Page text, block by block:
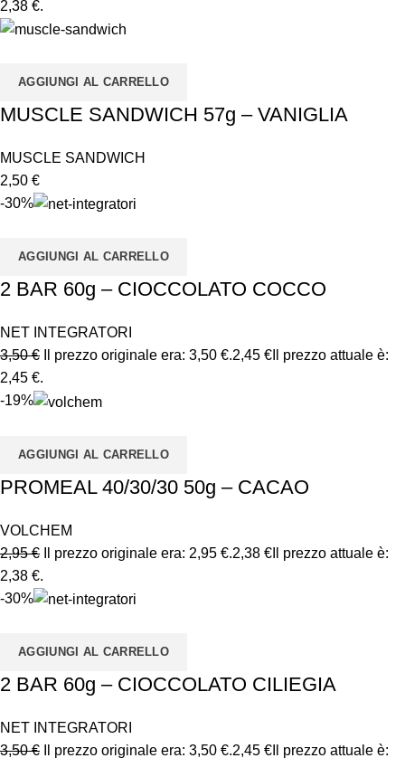
2,38 €.
AGGIUNGI AL CARRELLO
MUSCLE SANDWICH 57g – VANIGLIA
MUSCLE SANDWICH
2,50 €
-30%
AGGIUNGI AL CARRELLO
2 BAR 60g – CIOCCOLATO COCCO
NET INTEGRATORI
3,50€ Il prezzo originale era: 3,50 €.2,45 € Il prezzo attuale è:
2,45 €.
-19%
AGGIUNGI AL CARRELLO
PROMEAL 40/30/30 50g – CACAO
VOLCHEM
2,95€ Il prezzo originale era: 2,95 €.2,38 € Il prezzo attuale è:
2,38 €.
-30%
AGGIUNGI AL CARRELLO
2 BAR 60g – CIOCCOLATO CILIEGIA
NET INTEGRATORI
3,50€ Il prezzo originale era: 3,50 €.2,45 € Il prezzo attuale è: